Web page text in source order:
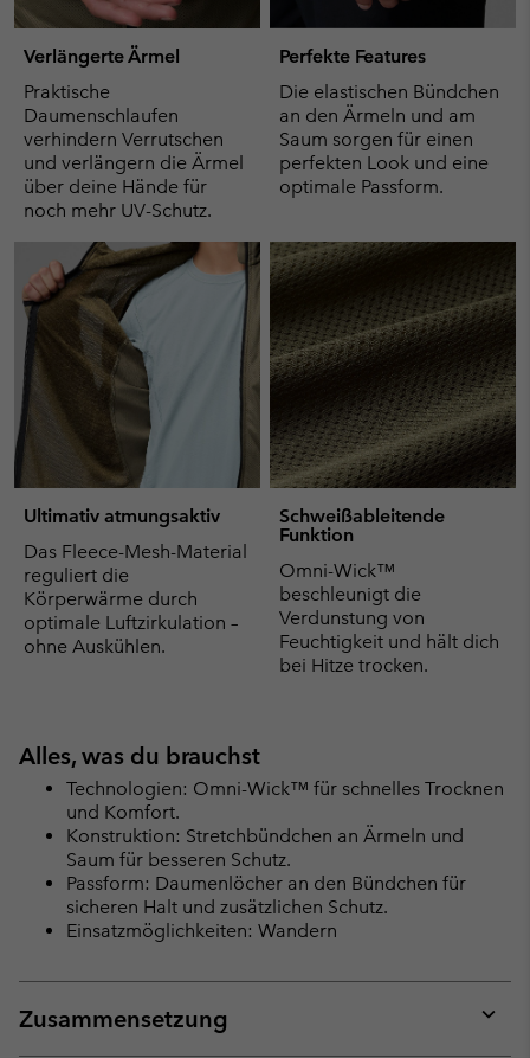
Verlängerte Ärmel
Praktische
Daumenschlaufen
verhindern Verrutschen
und verlängern die Ärmel
über deine Hände für
noch mehr UV-Schutz.
Perfekte Features
Die elastischen Bündchen
an den Ärmeln und am
Saum sorgen für einen
perfekten Look und eine
optimale Passform.
Ultimativ atmungsaktiv
Das Fleece-Mesh-Material
reguliert die
Körperwärme durch
optimale Luftzirkulation –
ohne Auskühlen.
Schweißableitende
Funktion
Omni-Wick™
beschleunigt die
Verdunstung von
Feuchtigkeit und hält dich
bei Hitze trocken.
Alles, was du brauchst
Technologien: Omni-Wick™ für schnelles Trocknen
und Komfort.
Konstruktion: Stretchbündchen an Ärmeln und
Saum für besseren Schutz.
Passform: Daumenlöcher an den Bündchen für
sicheren Halt und zusätzlichen Schutz.
Einsatzmöglichkeiten: Wandern
Zusammensetzung